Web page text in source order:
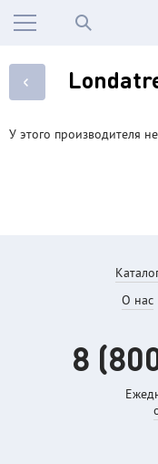
У этого производителя
О нас
8